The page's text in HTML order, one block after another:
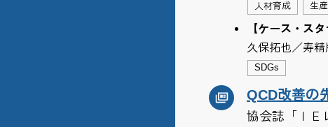
人材育成 生
【ケース・ス
久保拓也／寿
SDGs
QCD改善の
協会誌「ＩＥ